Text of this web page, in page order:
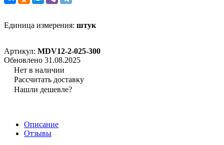
Единица измерения: штук
Артикул: MDV12-2-025-300
Обновлено 31.08.2025
Нет в наличии
Рассчитать доставку
Нашли дешевле?
Описание
Отзывы